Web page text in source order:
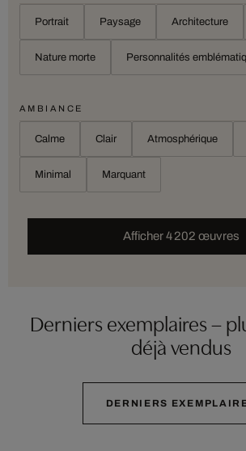
Portrait Paysage Architecture
Nature morte Personnalités
AMBIANCE
Calme Clair Atmosphérique
Minimal Marquant
Afficher 4 202 œuvres
Derniers exemplaires –
déjà vendus
DERNIERS